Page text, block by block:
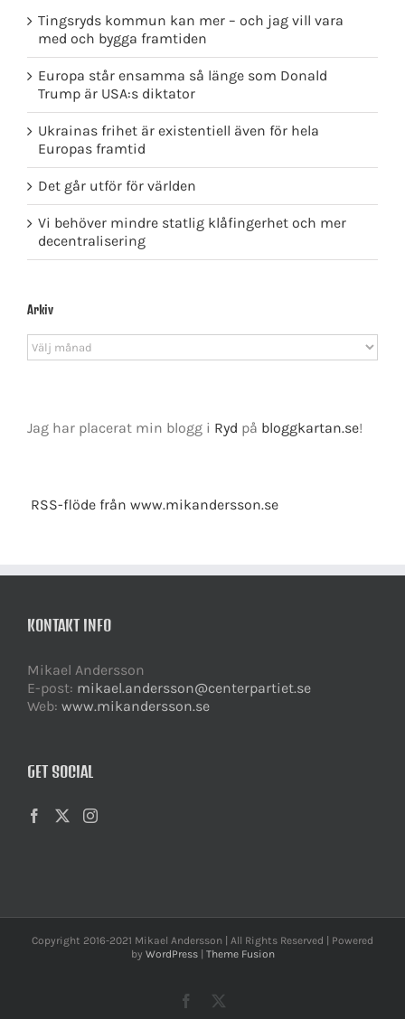
Tingsryds kommun kan mer – och jag vill vara
med och bygga framtiden
Europa står ensamma så länge som Donald
Trump är USA:s diktator
Ukrainas frihet är existentiell även för hela
Europas framtid
Det går utför för världen
Vi behöver mindre statlig klåfingerhet och mer
decentralisering
Arkiv
Arkiv
Jag har placerat min blogg i Ryd på bloggkartan.se!
RSS-flöde från www.mikandersson.se
KONTAKT INFO
Mikael Andersson
E-post: mikael.andersson@centerpartiet.se
Web: www.mikandersson.se
GET SOCIAL
Copyright 2016-2021 Mikael Andersson | All Rights Reserved | Powered
by WordPress| Theme Fusion
Facebook